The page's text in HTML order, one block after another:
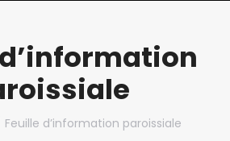
Feuille d’information paroissiale